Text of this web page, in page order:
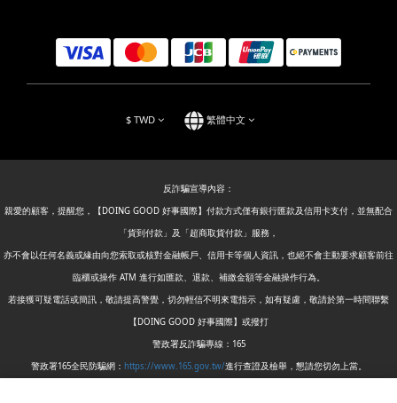
$ TWD 繁體中文
反詐騙宣導內容：
親愛的顧客，提醒您，【DOING GOOD 好事國際】付款方式僅有銀行匯款及信用卡支付，並無配合
「貨到付款」及「超商取貨付款」服務，
亦不會以任何名義或緣由向您索取或核對金融帳戶、信用卡等個人資訊，也絕不會主動要求顧客前往
臨櫃或操作 ATM 進行如匯款、退款、補繳金額等金融操作行為。
若接獲可疑電話或簡訊，敬請提高警覺，切勿輕信不明來電指示，如有疑慮，敬請於第一時間聯繫
【DOING GOOD 好事國際】或撥打
警政署反詐騙專線：165
警政署165全民防騙網： https://www.165.gov.tw/進行查證及檢舉，懇請您切勿上當。